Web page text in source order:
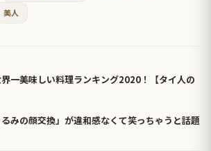
美人
一美味しい料理ランキング2020！【タイ人の
みの顔交換」が違和感なくて笑っちゃうと話題